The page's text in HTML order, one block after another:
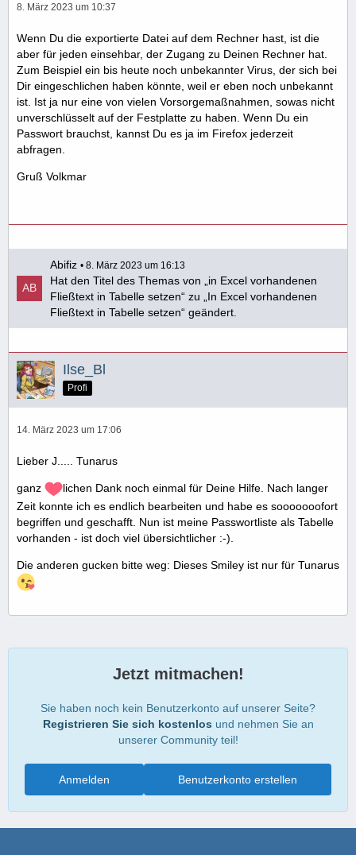
8. März 2023 um 10:37
Wenn Du die exportierte Datei auf dem Rechner hast, ist die
aber für jeden einsehbar, der Zugang zu Deinen Rechner hat.
Zum Beispiel ein bis heute noch unbekannter Virus, der sich bei
Dir eingeschlichen haben könnte, weil er eben noch unbekannt
ist. Ist ja nur eine von vielen Vorsorgemaßnahmen, sowas nicht
unverschlüsselt auf der Festplatte zu haben. Wenn Du ein
Passwort brauchst, kannst Du es ja im Firefox jederzeit
abfragen.
Gruß Volkmar
Abifiz 8. März 2023 um 16:13
Hat den Titel des Themas von „in Excel vorhandenen
Fließtext in Tabelle setzen“ zu „In Excel vorhandenen
Fließtext in Tabelle setzen“ geändert.
Ilse_Bl
Profi
14. März 2023 um 17:06
Lieber J..... Tunarus
ganz
lichen Dank noch einmal für Deine Hilfe. Nach langer
Zeit konnte ich es endlich bearbeiten und habe es sooooooofort
begriffen und geschafft. Nun ist meine Passwortliste als Tabelle
vorhanden - ist doch viel übersichtlicher :-).
Die anderen gucken bitte weg: Dieses Smiley ist nur für Tunarus
Jetzt mitmachen!
Sie haben noch kein Benutzerkonto auf unserer Seite?
Registrieren Sie sich kostenlos und nehmen Sie an
unserer Community teil!
Benutzerkonto erstellen
Anmelden